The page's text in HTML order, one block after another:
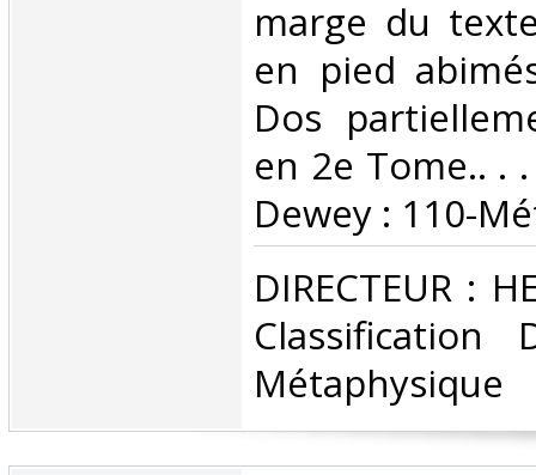
marge du
en pied
Dos
en 2e Tome.. .
Dewey : 110-
‎DIRECTEUR :
Classification
Métaphysique‎